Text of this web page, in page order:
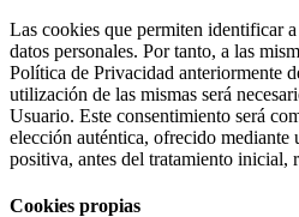
Las cookies que permiten identificar
datos personales. Por tanto, a las
Política de Privacidad anteriormente
utilización de las mismas será
Usuario. Este consentimiento será
elección auténtica, ofrecido
positiva, antes del tratamiento inicial,
Cookies propias